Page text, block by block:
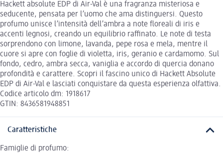
Hackett absolute EDP di Air-Val è una fragranza misteriosa e
seducente, pensata per l’uomo che ama distinguersi. Questo
profumo unisce l’intensità dell’ambra a note floreali di iris e
accenti legnosi, creando un equilibrio raffinato. Le note di testa
sorprendono con limone, lavanda, pepe rosa e mela, mentre il
cuore si apre con foglie di violetta, iris, geranio e cardamomo. Sul
fondo, cedro, ambra secca, vaniglia e accordo di quercia donano
profondità e carattere. Scopri il fascino unico di Hackett Absolute
EDP di Air-Val e lasciati conquistare da questa esperienza olfattiva.
Codice articolo dm: 1918617
GTIN: 8436581948851
Caratteristiche
Famiglie di profumo: